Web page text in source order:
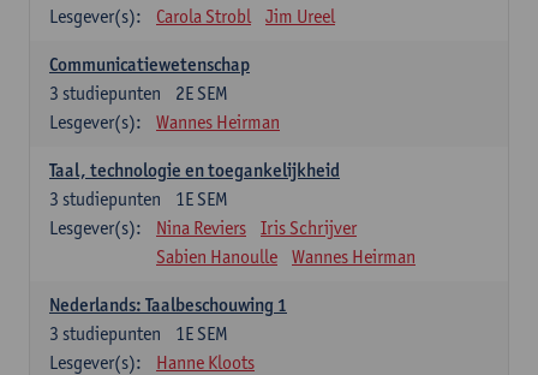
Lesgever(s):
Carola Strobl Jim Ureel
Communicatiewetenschap
2E SEM
3 studiepunten
Lesgever(s):
Wannes Heirman
Taal, technologie en toegankelijkheid
1E SEM
3 studiepunten
Lesgever(s):
Nina Reviers
Iris Schrijver
Sabien Hanoulle
Wannes Heirman
Nederlands: Taalbeschouwing 1
1E SEM
3 studiepunten
Lesgever(s):
Hanne Kloots